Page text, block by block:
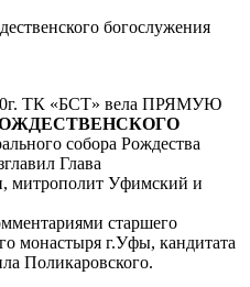
богослужения
ТК «БСТ» вела ПРЯМУЮ
собора Рождества
Глава
митрополит Уфимский и
старшего
монастыря г.Уфы, кандитата
Поликаровского.